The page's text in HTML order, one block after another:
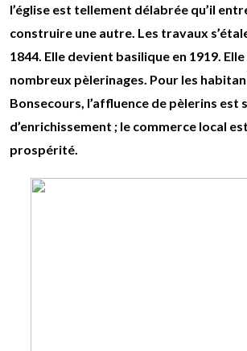
l’église est tellement délabrée qu’il
construire une autre. Les travaux
1844. Elle devient basilique en 1919.
nombreux pèlerinages. Pour les
Bonsecours, l’affluence de pèlerins est
d’enrichissement ; le commerce local
prospérité.